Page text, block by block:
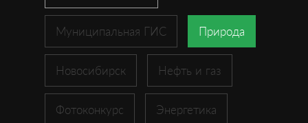
Муниципальная ГИС Природа
Новосибирск Нефть и газ
Фотоконкурс Энергетика